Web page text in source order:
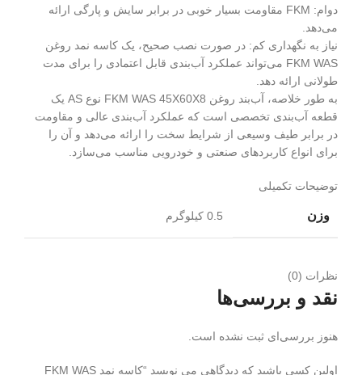
دوام: FKM مقاومت بسیار خوبی در برابر سایش و پارگی ارائه
می‌دهد.
نیاز به نگهداری کم: در صورت نصب صحیح، یک کاسه نمد روغن
FKM WAS می‌تواند عملکرد آب‌بندی قابل اعتمادی را برای مدت
طولانی ارائه دهد.
به طور خلاصه، آب‌بند روغن FKM WAS 45X60X8 نوع AS یک
قطعه آب‌بندی تخصصی است که عملکرد آب‌بندی عالی و مقاومت
در برابر طیف وسیعی از شرایط سخت را ارائه می‌دهد و آن را
برای انواع کاربردهای صنعتی و خودرویی مناسب می‌سازد.
توضیحات تکمیلی
وزن 0.5 کیلوگرم
نظرات (0)
نقد و بررسی‌ها
هنوز بررسی‌ای ثبت نشده است.
اولین کسی باشید که دیدگاهی می نویسد “کاسه نمد FKM WAS